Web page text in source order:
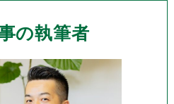
の執筆者